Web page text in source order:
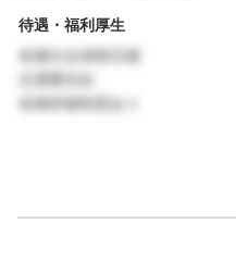
待遇・福利厚生
各種社会保険完備
交通費支給
各種研修制度あり